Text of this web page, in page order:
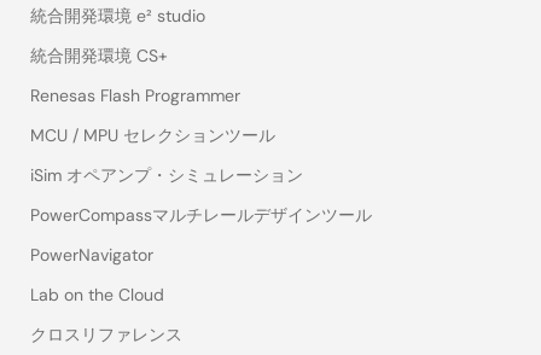
統合開発環境 e² studio
統合開発環境 CS+
Renesas Flash Programmer
MCU / MPU セレクションツール
iSim オペアンプ・シミュレーション
PowerCompassマルチレールデザインツール
PowerNavigator
Lab on the Cloud
クロスリファレンス